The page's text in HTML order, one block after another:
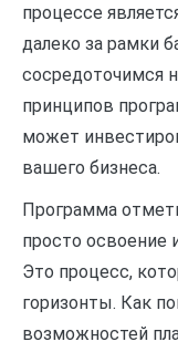
процессе
далеко за рамки
сосредоточимся
принципов
может
вашего бизнеса.
Программа
просто освоение
Это процесс,
горизонты. Как
возможностей